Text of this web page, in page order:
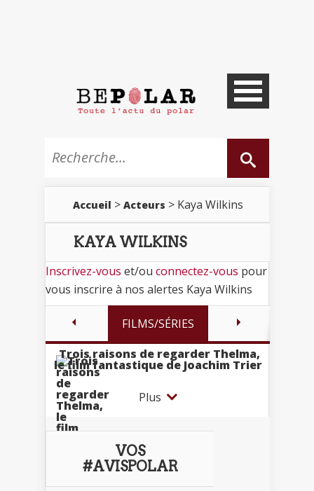
Accueil > Acteurs > Kaya Wilkins
KAYA WILKINS
Inscrivez-vous et/ou connectez-vous pour
vous inscrire à nos alertes Kaya Wilkins
FILMS/SÉRIES
Trois raisons de regarder Thelma,
le film fantastique de Joachim Trier
Plus
VOS
#AVISPOLAR